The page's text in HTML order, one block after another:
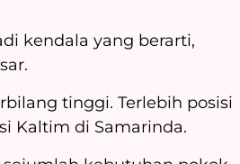
kendala yang berarti,
tinggi. Terlebih posisi
Kaltim di Samarinda.